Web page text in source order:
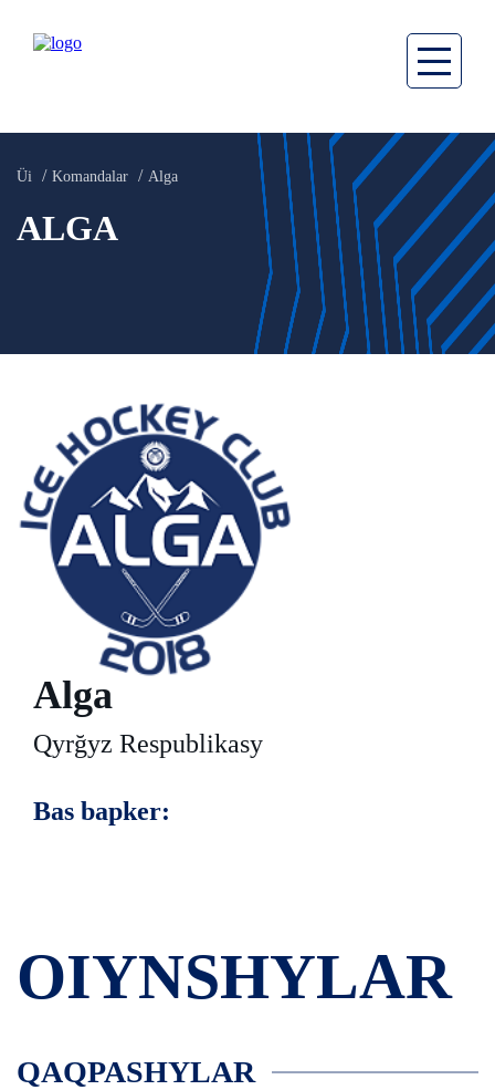
Üi Komandalar Alga
ALGA
Alga
Qyrğyz Respublikasy
Bas bapker:
OIYNSHYLAR
QAQPASHYLAR